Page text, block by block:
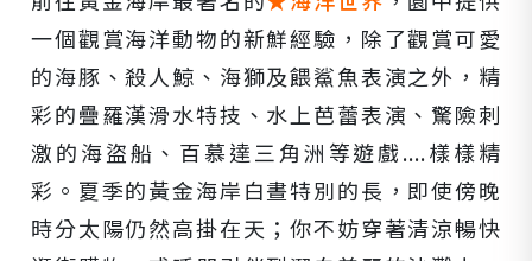
一個觀賞海洋動物的新鮮經驗，除了觀賞可愛
的海豚、殺人鯨、海獅及餵鯊魚表演之外，精
彩的疊羅漢滑水特技、水上芭蕾表演、驚險刺
激的海盜船、百慕達三角洲等遊戲....樣樣精
彩。夏季的黃金海岸白晝特別的長，即使傍晚
時分太陽仍然高掛在天；你不妨穿著清涼暢快